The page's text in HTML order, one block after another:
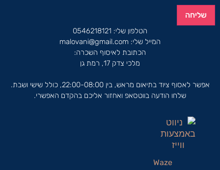
שליחה
הטלפון שלי: 0546218121
המייל שלי: malovani@gmail.com
הכתובת לאיסוף השכרה:
מלכי צדק 17, רמת גן
אפשר לאסוף ציוד בתיאום מראש, בין 22:00-08:00, כולל שישי ושבת.
שלחו הודעה בווטסאפ ואחזור אליכם בהקדם האפשרי.
Waze